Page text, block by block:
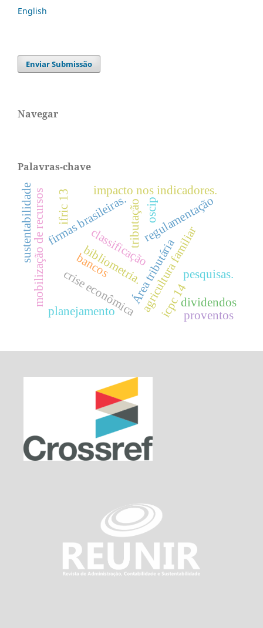
English
Enviar Submissão
Navegar
Palavras-chave
classificaçãoÁrea tributária
tributação
firmas brasileiras.
agricultura familiar
bibliometria.
bancos
crise econômica
impacto nos indicadores.
regulamentação
pesquisas.
mobilização de recursos oscip
sustentabilidade ifric 13
planejamento icpc 14dividendos
proventos